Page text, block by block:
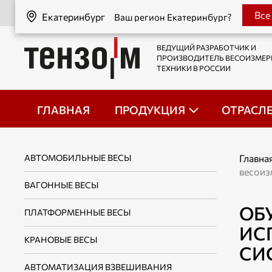
Екатеринбург Ваш регион Екатеринбург?
Екатеринбург
ВЕДУЩИЙ РАЗРАБОТЧИК И
ПРОИЗВОДИТЕЛЬ
ТЕХНИКИ В РОССИИ
ГЛАВНАЯ ПРОДУКЦИЯ
АВТОМОБИЛЬНЫЕ ВЕСЫ
ВАГОННЫЕ ВЕСЫ
ПЛАТФОРМЕННЫЕ ВЕСЫ
КРАНОВЫЕ ВЕСЫ
АВТОМАТИЗАЦИЯ ВЗВЕШИВАНИЯ